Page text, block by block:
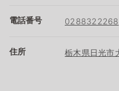
電話番号 0288322268
住所 栃木県日光市